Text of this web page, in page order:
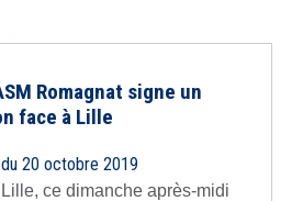
Romagnat signe un
face à Lille
20 octobre 2019
ce dimanche après-midi